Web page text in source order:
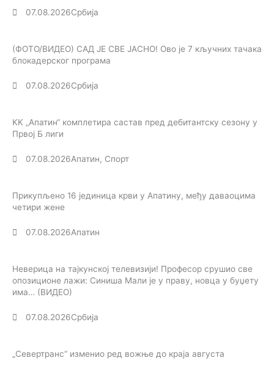
07.08.2026Србија
(ФОТО/ВИДЕО) САД ЈЕ СВЕ ЈАСНО! Ово је 7 кључних тачака
блокадерског програма
07.08.2026Србија
KK „Апатин“ комплетира састав пред дебитантску сезону у
Првој Б лиги
07.08.2026Апатин, Спорт
Прикупљено 16 јединица крви у Апатину, међу даваоцима
четири жене
07.08.2026Апатин
Неверица на тајкунској телевизији! Професор срушио све
опозиционе лажи: Синиша Мали је у праву, новца у буџету
има… (ВИДЕО)
07.08.2026Србија
„Севертранс“ изменио ред вожње до краја августа